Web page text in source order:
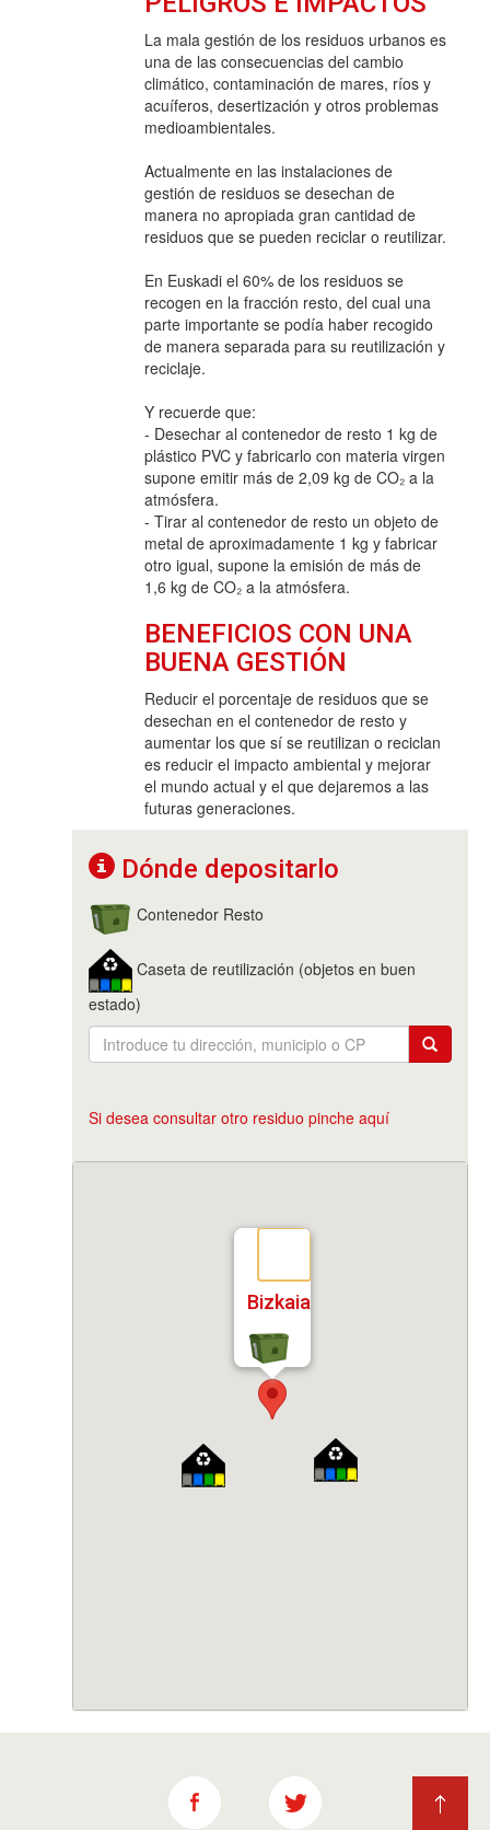
La mala gestión de los residuos urbanos es
una de las consecuencias del cambio
climático, contaminación de mares, ríos y
acuíferos, desertización y otros problemas
medioambientales.
Actualmente en las instalaciones de
gestión de residuos se desechan de
manera no apropiada gran cantidad de
residuos que se pueden reciclar o reutilizar.
En Euskadi el 60% de los residuos se
recogen en la fracción resto, del cual una
parte importante se podía haber recogido
de manera separada para su reutilización y
reciclaje.
Y recuerde que:
- Desechar al contenedor de resto 1 kg de
plástico PVC y fabricarlo con materia virgen
supone emitir más de 2,09 kg de CO₂ a la
atmósfera.
- Tirar al contenedor de resto un objeto de
metal de aproximadamente 1 kg y fabricar
otro igual, supone la emisión de más de
1,6 kg de CO₂ a la atmósfera.
BENEFICIOS CON UNA
BUENA GESTIÓN
Reducir el porcentaje de residuos que se
desechan en el contenedor de resto y
aumentar los que sí se reutilizan o reciclan
es reducir el impacto ambiental y mejorar
el mundo actual y el que dejaremos a las
futuras generaciones.
Dónde depositarlo
Contenedor Resto
Caseta de reutilización (objetos en buen
estado)
Si desea consultar otro residuo pinche aquí
Bizkaia